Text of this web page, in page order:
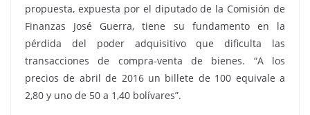
propuesta, expuesta por el diputado de la Comisión de
Finanzas José Guerra, tiene su fundamento en la
pérdida del poder adquisitivo que dificulta las
transacciones de compra-venta de bienes. “A los
precios de abril de 2016 un billete de 100 equivale a
2,80 y uno de 50 a 1,40 bolívares”.